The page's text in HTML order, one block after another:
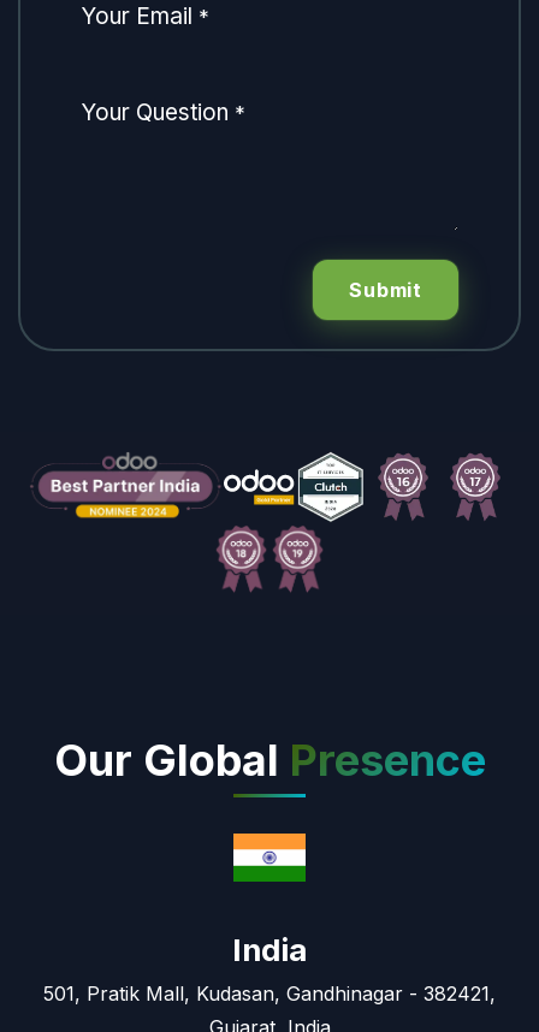
Your Email *
Your Question *
Submit
Our Global Presence
India
501, Pratik Mall, Kudasan, Gandhinagar - 382421,
Gujarat, India